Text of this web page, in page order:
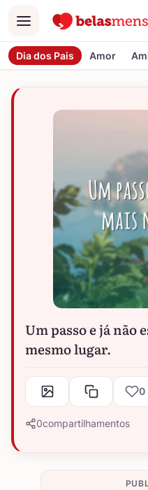
Menu
Dia dos Pais Amor
Um passo e já não
mesmo lugar.
0
0compartilhamentos